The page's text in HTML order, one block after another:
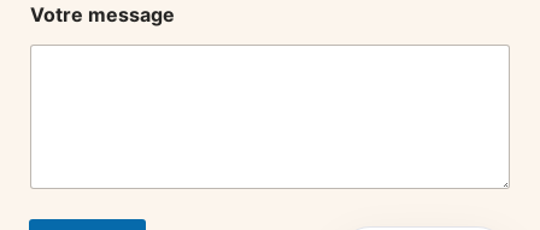
Votre message